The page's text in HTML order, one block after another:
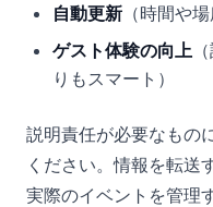
自動更新 （時間や
ゲスト体験の向上
りもスマート）
説明責任が必要なもの
ください。情報を転送
実際のイベントを管理